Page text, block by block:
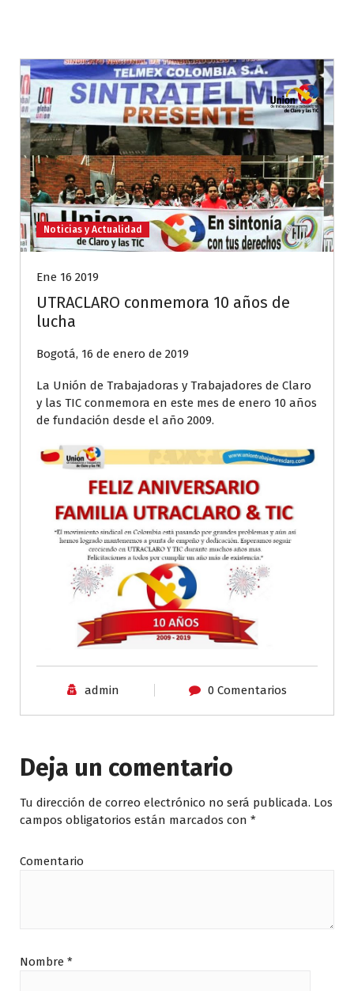
Noticias y Actualidad
Ene 16 2019
UTRACLARO conmemora 10 años de
lucha
Bogotá, 16 de enero de 2019
La Unión de Trabajadoras y Trabajadores de Claro
y las TIC conmemora en este mes de enero 10 años
de fundación desde el año 2009.
admin 0 Comentarios
Deja un comentario
Tu dirección de correo electrónico no será publicada. Los
campos obligatorios están marcados con *
Comentario
Nombre *